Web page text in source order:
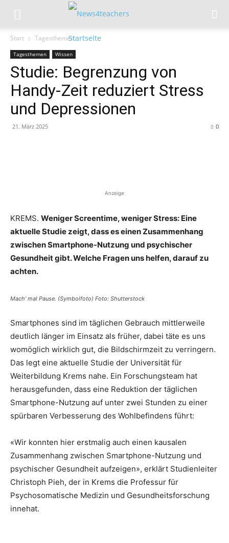
Start Tagesthemen
Tagesthemen Wissen
Studie: Begrenzung von
Handy-Zeit reduziert Stress
und Depressionen
21. März 2025 0
Anzeige
KREMS. Weniger Screentime, weniger Stress: Eine
aktuelle Studie zeigt, dass es einen Zusammenhang
zwischen Smartphone-Nutzung und psychischer
Gesundheit gibt. Welche Fragen uns helfen, darauf zu
achten.
Mach‘ mal Pause. (Symbolfoto) Foto: Shutterstock
Smartphones sind im täglichen Gebrauch mittlerweile
deutlich länger im Einsatz als früher, dabei täte es uns
womöglich wirklich gut, die Bildschirmzeit zu verringern.
Das legt eine aktuelle Studie der Universität für
Weiterbildung Krems nahe. Ein Forschungsteam hat
herausgefunden, dass eine Reduktion der täglichen
Smartphone-Nutzung auf unter zwei Stunden zu einer
spürbaren Verbesserung des Wohlbefindens führt:
«Wir konnten hier erstmalig auch einen kausalen
Zusammenhang zwischen Smartphone-Nutzung und
psychischer Gesundheit aufzeigen», erklärt Studienleiter
Christoph Pieh, der in Krems die Professur für
Psychosomatische Medizin und Gesundheitsforschung
innehat.